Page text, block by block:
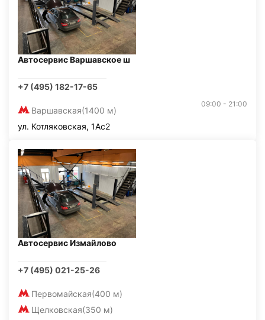
Автосервис Варшавское ш
+7 (495) 182-17-65
Варшавская(1400 м)
09:00 - 21:00
ул. Котляковская, 1Ас2
Автосервис Измайлово
+7 (495) 021-25-26
Первомайская(400 м)
Щелковская(350 м)